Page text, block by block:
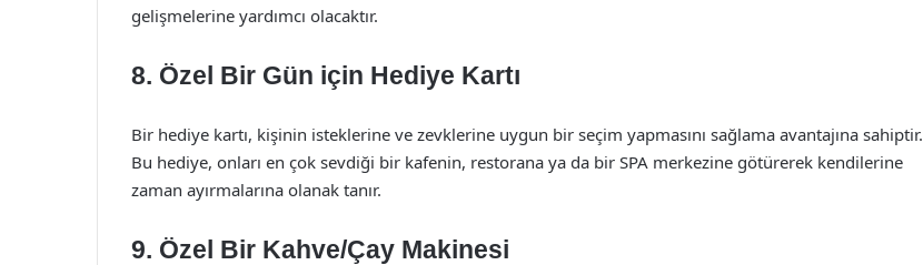
gelişmelerine yardımcı olacaktır.
8. Özel Bir Gün için Hediye Kartı
Bir hediye kartı, kişinin isteklerine ve zevklerine uygun bir seçim yapmasını sağlama avantajına sahiptir.
Bu hediye, onları en çok sevdiği bir kafenin, restorana ya da bir SPA merkezine götürerek kendilerine
zaman ayırmalarına olanak tanır.
9. Özel Bir Kahve/Çay Makinesi